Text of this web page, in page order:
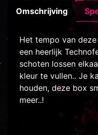
Omschrijving
Het tempo van
een heerlijk
schoten lossen
kleur te vullen.. Je
houden, deze box
meer..!